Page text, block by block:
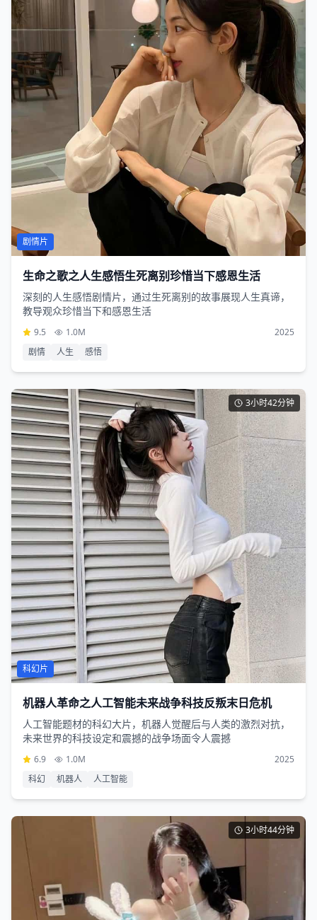
剧情片
生命之歌之人生感悟生死离别珍惜当下感恩生活
深刻的人生感悟剧情片，通过生死离别的故事展现人生真谛，
教导观众珍惜当下和感恩生活
9.5 1.0M
2025
剧情
人生 感悟
3小时42分钟
科幻片
机器人革命之人工智能未来战争科技反叛末日危机
人工智能题材的科幻大片，机器人觉醒后与人类的激烈对抗，
未来世界的科技设定和震撼的战争场面令人震撼
6.9 1.0M
2025
科幻
机器人 人工智能
3小时44分钟